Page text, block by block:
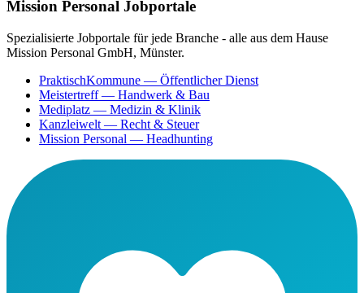
Mission Personal Jobportale
Spezialisierte Jobportale für jede Branche - alle aus dem Hause
Mission Personal GmbH, Münster.
PraktischKommune — Öffentlicher Dienst
Meistertreff— Handwerk & Bau
Mediplatz — Medizin & Klinik
Kanzleiwelt — Recht & Steuer
Mission Personal — Headhunting